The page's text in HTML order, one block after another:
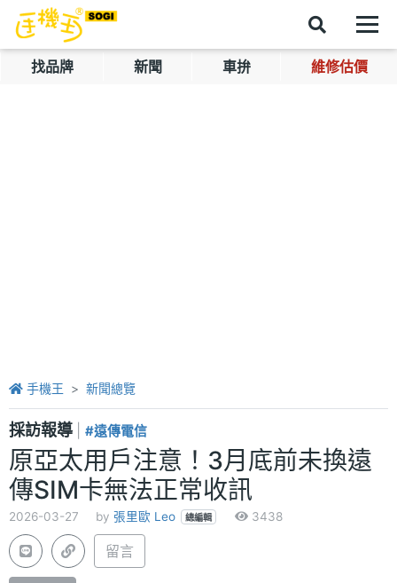
找品牌 新聞 車拚 維修估價
手機王 新聞總覽
採訪報導 #遠傳電信
原亞太用戶注意！3月底前未換遠
傳SIM卡無法正常收訊
2026-03-27 by 張里歐 Leo 總編輯 3438
留言